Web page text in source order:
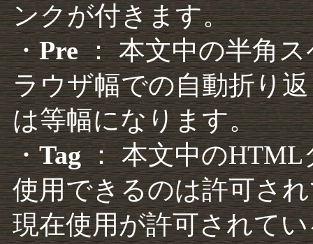
ンクが付きます。
・Pre： 本文中の半角
ラウザ幅での自動折り
は等幅になります。
・Tag： 本文中のHTML
使用できるのは許可さ
現在使用が許可されて